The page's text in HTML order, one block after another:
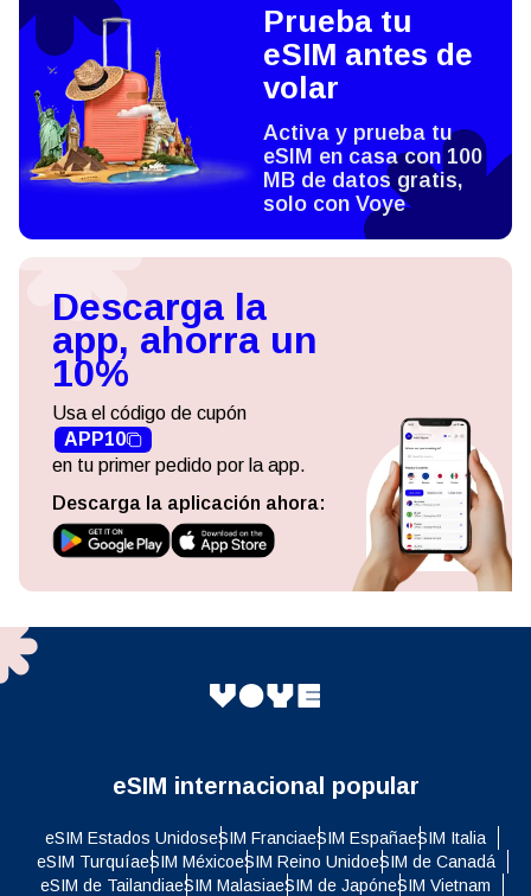
Prueba tu
eSIM antes de
volar
Activa y prueba tu
eSIM en casa con 100
MB de datos gratis,
solo con Voye
Descarga la
app, ahorra un
10%
Usa el código de cupón
APP10
en tu primer pedido por la app.
Descarga la aplicación ahora:
eSIM internacional popular
eSIM Estados UnidoseSIM FranciaeSIM EspañaeSIM Italia
eSIM TurquíaeSIM MéxicoeSIM Reino UnidoeSIM de Canadá
eSIM de TailandiaeSIM MalasiaeSIM de JapóneSIM Vietnam